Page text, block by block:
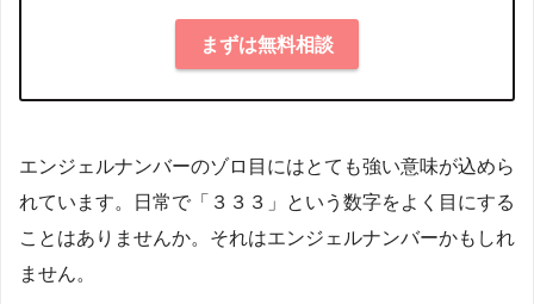
まずは無料相談
エンジェルナンバーのゾロ目にはとても強い意味が込めら
れています。日常で「３３３」という数字をよく目にする
ことはありませんか。それはエンジェルナンバーかもしれ
ません。